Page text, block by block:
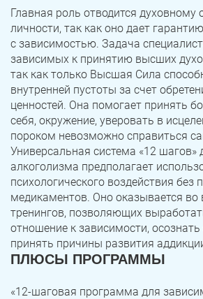
Главная роль отводится духовному
личности, так как оно дает
с зависимостью. Задача
зависимых к принятию высших
так как только Высшая Сила
внутренней пустоты за счет
ценностей. Она помогает принять
себя, окружение, уверовать в
пороком невозможно справиться
Универсальная система «12 шагов»
алкоголизма предполагает
психологического воздействия без
медикаментов. Оно оказывается во
тренингов, позволяющих
отношение к зависимости, осознать
принять причины развития
ПЛЮСЫ ПРОГРАММЫ
«12-шаговая программа для